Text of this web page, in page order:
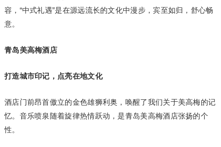
容，“中式礼遇”是在源远流长的文化中漫步，宾至如归，舒心畅
意。
青岛美高梅酒店
打造城市印记，点亮在地文化
酒店门前昂首傲立的金色雄狮利奥，唤醒了我们关于美高梅的记
忆。音乐喷泉随着旋律热情跃动，是青岛美高梅酒店张扬的个
性。